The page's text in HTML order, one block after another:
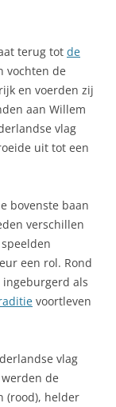
terug tot de
vochten de
en voerden zij
aan Willem
vlag
uit tot een
bovenste baan
verschillen
een rol. Rond
als
voortleven
vlag
de
(rood), helder